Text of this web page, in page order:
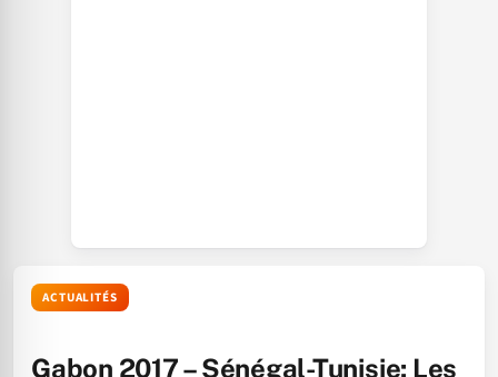
ACTUALITÉS
Gabon 2017 – Sénégal-Tunisie: Les